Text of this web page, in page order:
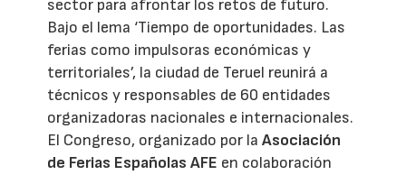
sector para afrontar los retos de futuro.
Bajo el lema ‘Tiempo de oportunidades. Las
ferias como impulsoras económicas y
territoriales’, la ciudad de Teruel reunirá a
técnicos y responsables de 60 entidades
organizadoras nacionales e internacionales.
El Congreso, organizado por laAsociación
de Ferias Españolas AFE en colaboración